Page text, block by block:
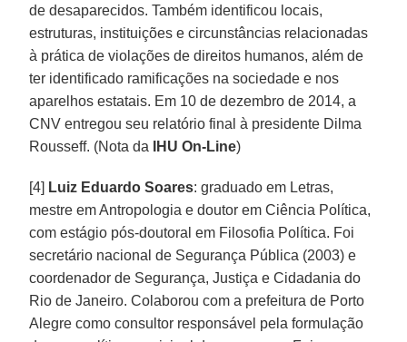
de desaparecidos. Também identificou locais,
estruturas, instituições e circunstâncias relacionadas
à prática de violações de direitos humanos, além de
ter identificado ramificações na sociedade e nos
aparelhos estatais. Em 10 de dezembro de 2014, a
CNV entregou seu relatório final à presidente Dilma
Rousseff. (Nota da
IHU On-Line)
[4] Luiz Eduardo Soares: graduado em Letras,
mestre em Antropologia e doutor em Ciência Política,
com estágio pós-doutoral em Filosofia Política. Foi
secretário nacional de Segurança Pública (2003) e
coordenador de Segurança, Justiça e Cidadania do
Rio de Janeiro. Colaborou com a prefeitura de Porto
Alegre como consultor responsável pela formulação